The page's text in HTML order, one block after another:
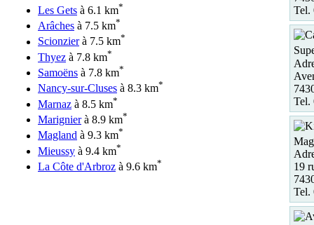
Les Gets à 6.1 km*
Arâches à 7.5 km*
Scionzierà 7.5 km*
Thyez à 7.8 km*
Samoëns à 7.8 km*
Nancy-sur-Cluses à 8.3 km*
Marnaz à 8.5 km*
Marignierà 8.9 km*
Magland à 9.3 km*
Mieussy à 9.4 km*
La Côte d'Arbroz à 9.6 km*
Tel.
Tel.
19
Tel.